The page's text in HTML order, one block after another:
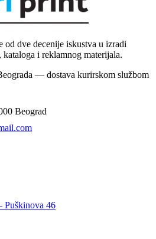
od dve decenije iskustva u izradi
i reklamnog materijala.
— dostava kurirskom službom
Beograd
Puškinova 46